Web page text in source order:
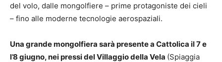
del volo, dalle mongolfiere – prime protagoniste dei cieli
– fino alle moderne tecnologie aerospaziali.
Una grande mongolfiera sarà presente a Cattolica il 7 e
l’8 giugno, nei pressi del Villaggio della Vela (Spiaggia